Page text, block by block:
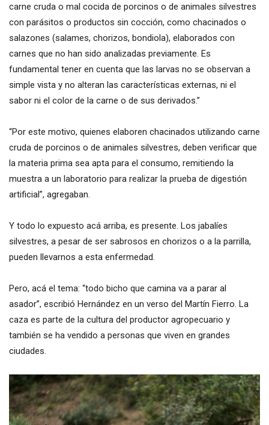
carne cruda o mal cocida de porcinos o de animales silvestres
con parásitos o productos sin cocción, como chacinados o
salazones (salames, chorizos, bondiola), elaborados con
carnes que no han sido analizadas previamente. Es
fundamental tener en cuenta que las larvas no se observan a
simple vista y no alteran las características externas, ni el
sabor ni el color de la carne o de sus derivados.”
“Por este motivo, quienes elaboren chacinados utilizando carne
cruda de porcinos o de animales silvestres, deben verificar que
la materia prima sea apta para el consumo, remitiendo la
muestra a un laboratorio para realizar la prueba de digestión
artificial”, agregaban.
Y todo lo expuesto acá arriba, es presente. Los jabalíes
silvestres, a pesar de ser sabrosos en chorizos o a la parrilla,
pueden llevarnos a esta enfermedad.
Pero, acá el tema: “todo bicho que camina va a parar al
asador”, escribió Hernández en un verso del Martín Fierro. La
caza es parte de la cultura del productor agropecuario y
también se ha vendido a personas que viven en grandes
ciudades.